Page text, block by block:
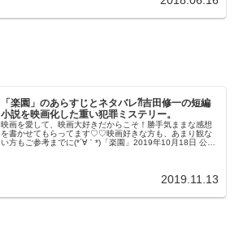
「楽園」のあらすじとネタバレ⁈吉田修一の短編
小説を映画化した重い犯罪ミステリー。
映画を愛して、映画大好きだからこそ！勝手気ままな感想
を書かせてもらってます♡♡映画好きな方も、あまり観な
い方もご参考までに(*´∀｀*)「楽園」2019年10月18日 公開
2019.11.13